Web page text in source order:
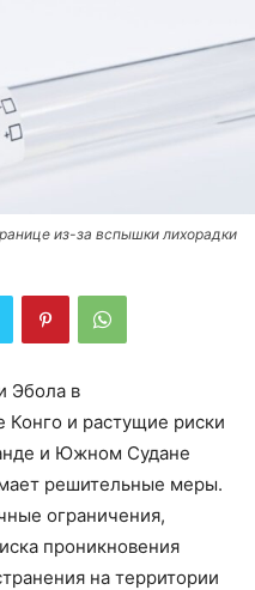
из-за вспышки лихорадки
Эбола в
Конго и растущие риски
и Южном Судане
решительные меры.
ограничения,
проникновения
на территории